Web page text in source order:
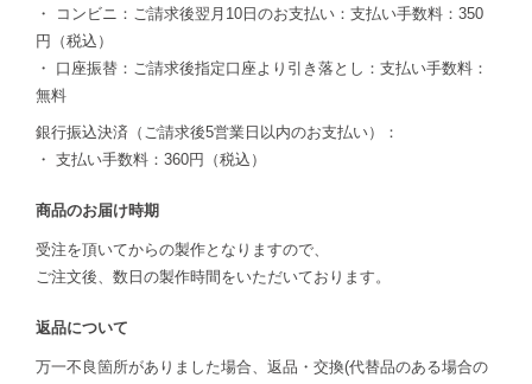
・ コンビニ：ご請求後翌月10日のお支払い：支払い手数料：350
円（税込）
・ 口座振替：ご請求後指定口座より引き落とし：支払い手数料：
無料
銀行振込決済（ご請求後5営業日以内のお支払い）：
・ 支払い手数料：360円（税込）
商品のお届け時期
受注を頂いてからの製作となりますので、
ご注文後、数日の製作時間をいただいております。
返品について
万一不良箇所がありました場合、返品・交換(代替品のある場合の